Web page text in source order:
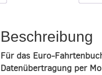
Beschreibung
Für das Euro-
Datenübertragung per